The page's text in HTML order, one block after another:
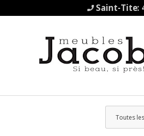
Saint-Tite:
Toutes
les
Rechercher